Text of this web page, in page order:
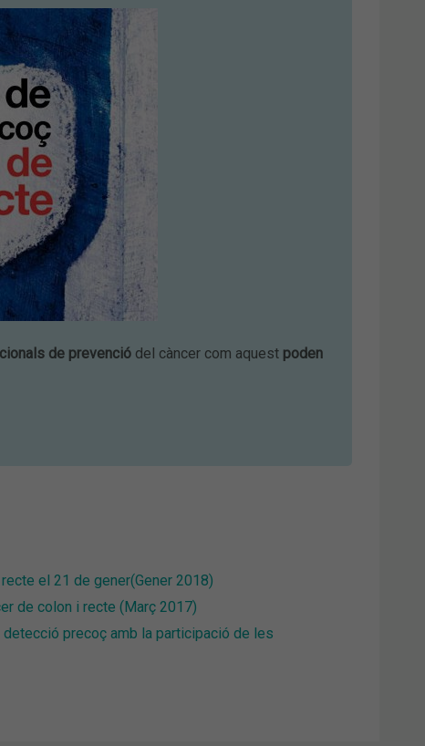
de prevenciódel càncer com aquest poden
el 21 de gener(Gener 2018)
de colon i recte (Març 2017)
precoç amb la participació de les